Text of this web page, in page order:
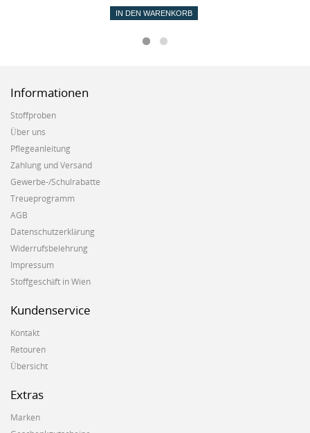
IN DEN WARENKORB
Informationen
Stoffproben
Über uns
Pflegeanleitung
Zahlung und Versand
Gewerbe-/Schulrabatte
Treueprogramm
AGB
Datenschutzerklärung
Widerrufsbelehrung
Impressum
Stoffgeschäft in Wien
Kundenservice
Kontakt
Retouren
Übersicht
Extras
Marken